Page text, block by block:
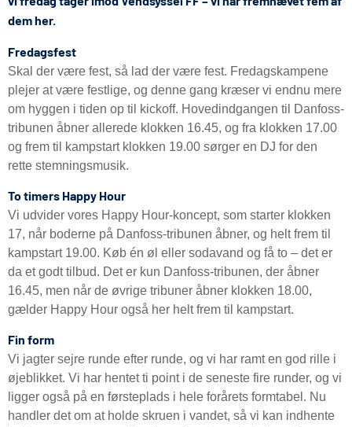
dem her.
Fredagsfest
Skal der være fest, så lad der være fest. Fredagskampene
plejer at være festlige, og denne gang kræser vi endnu mere
om hyggen i tiden op til kickoff. Hovedindgangen til Danfoss-
tribunen åbner allerede klokken 16.45, og fra klokken 17.00
og frem til kampstart klokken 19.00 sørger en DJ for den
rette stemningsmusik.
To timers Happy Hour
Vi udvider vores Happy Hour-koncept, som starter klokken
17, når boderne på Danfoss-tribunen åbner, og helt frem til
kampstart 19.00. Køb én øl eller sodavand og få to – det er
da et godt tilbud. Det er kun Danfoss-tribunen, der åbner
16.45, men når de øvrige tribuner åbner klokken 18.00,
gælder Happy Hour også her helt frem til kampstart.
Fin form
Vi jagter sejre runde efter runde, og vi har ramt en god rille i
øjeblikket. Vi har hentet ti point i de seneste fire runder, og vi
ligger også på en førsteplads i hele forårets formtabel. Nu
handler det om at holde skruen i vandet, så vi kan indhente